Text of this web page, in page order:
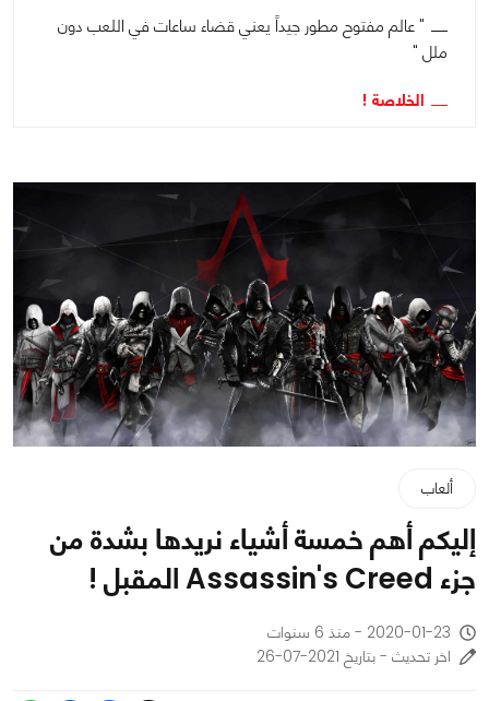
" عالم مفتوح مطور جيداً يعني قضاء ساعات في اللعب دون
ملل "
الخلاصة !
ألعاب
إليكم أهم خمسة أشياء نريدها بشدة من
جزء Assassin's Creed المقبل !
2020-01-23 - منذ 6 سنوات
اخر تحديث - بتاريخ 2021-07-26